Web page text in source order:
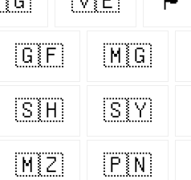
🇬🇫 🇲🇬
🇸🇭 🇸🇾
🇲🇿 🇵🇳